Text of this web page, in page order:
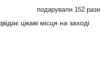
подарували 152 рази
цікаві місця на заході